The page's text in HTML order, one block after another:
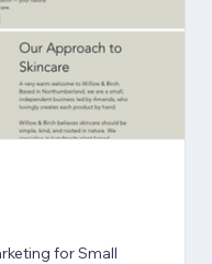
for Small